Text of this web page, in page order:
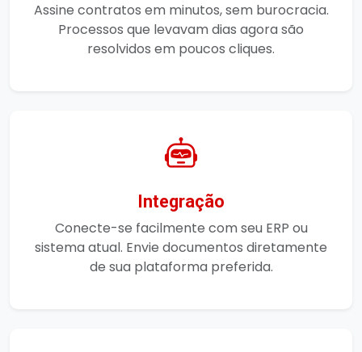
Assine contratos em minutos, sem burocracia.
Processos que levavam dias agora são
resolvidos em poucos cliques.
Integração
Conecte-se facilmente com seu ERP ou
sistema atual. Envie documentos diretamente
de sua plataforma preferida.